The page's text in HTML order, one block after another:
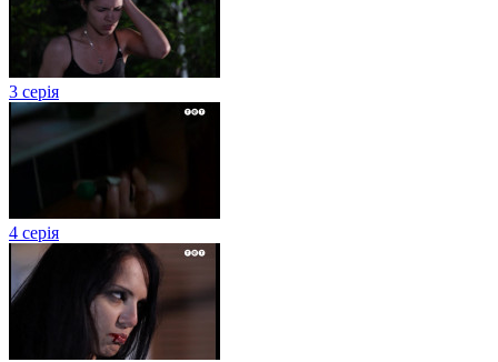
3 серія
4 серія